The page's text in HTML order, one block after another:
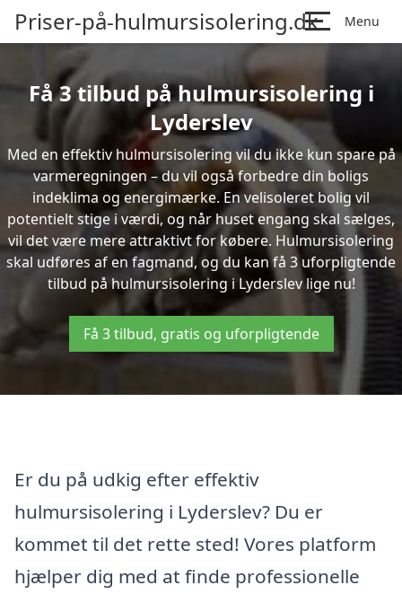
Priser-på-hulmursisolering.dk Menu
Få 3 tilbud på hulmursisolering i
Lyderslev
Med en effektiv hulmursisolering vil du ikke kun spare på
varmeregningen – du vil også forbedre din boligs
indeklima og energimærke. En velisoleret bolig vil
potentielt stige i værdi, og når huset engang skal sælges,
vil det være mere attraktivt for købere. Hulmursisolering
skal udføres af en fagmand, og du kan få 3 uforpligtende
tilbud på hulmursisolering i Lyderslev lige nu!
Få 3 tilbud, gratis og uforpligtende
Er du på udkig efter effektiv
hulmursisolering i Lyderslev? Du er
kommet til det rette sted! Vores platform
hjælper dig med at finde professionelle